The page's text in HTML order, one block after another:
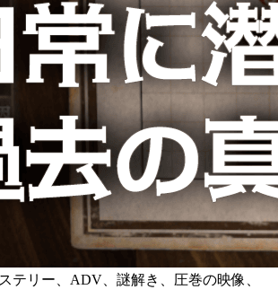
テリー、ADV、謎解き、圧巻の映像、